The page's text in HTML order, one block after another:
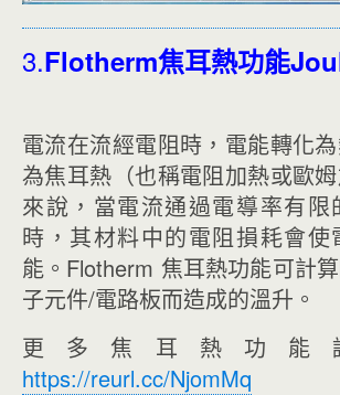
3.Flotherm焦耳熱功能
電流在流經電阻時，電能轉化
為焦耳熱（也稱電阻加熱或歐
來說，當電流通過電導率有限
時，其材料中的電阻損耗會使
能。Flotherm 焦耳熱功能可計
子元件/電路板而造成的溫升。
更多焦耳熱功能
https://reurl.cc/NjomMq